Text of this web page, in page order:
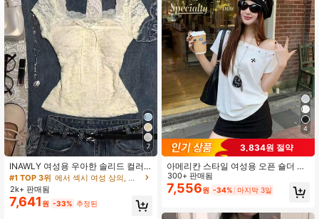
4.91 1.9M 팔로워
4.91 1.9M 팔로워
4.91 1.9M 팔로워
4.91 1.9M 팔로워
1.9M 팔로워
7
INAWLY 여성용 우아한 솔리드 컬러
레이스 탑 리본 장식, 여름
#1 TOP 3위
에서 섹시 여성 상의, 블라우스 & 티
2k+ 판매됨
7,641 원 -33% 추정된
4
3,834원 절약
아메리칸 스타일 여성용 오픈 숄더 화
이트 반팔 니트 티셔츠, 자수 장식 부
드러운 여름 여성 상의, 캐주얼, 편안
한 스타일
300+ 판매됨
7,556원 -34% 마지막 3일